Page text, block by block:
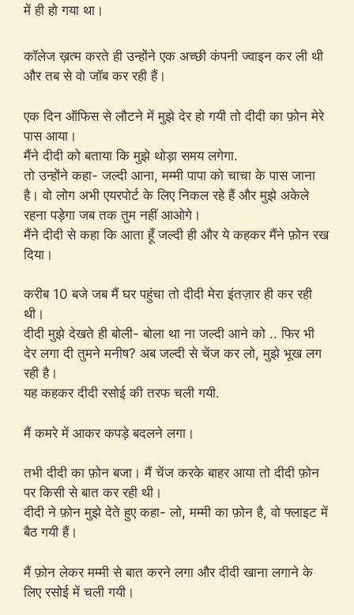
में ही हो गया था।
stripchat.com
कॉलेज ख़त्म करते ही उन्होंने एक अच्छी कंपनी ज्वाइन कर ली थी
और तब से वो जॉब कर रही हैं।
एक दिन ऑफिस से लौटने में मुझे देर हो गयी तो दीदी का फ़ोन मेरे
पास आया।
मैंने दीदी को बताया कि मुझे थोड़ा समय लगेगा.
तो उन्होंने कहा- जल्दी आना, मम्मी पापा को चाचा के पास जाना
है। वो लोग अभी एयरपोर्ट के लिए निकल रहे हैं और मुझे अकेले
रहना पड़ेगा जब तक तुम नहीं आओगे।
मैंने दीदी से कहा कि आता हूँ जल्दी ही और ये कहकर मैंने फ़ोन रख
दिया।
करीब 10 बजे जब मैं घर पहुंचा तो दीदी मेरा इंतज़ार ही कर रही
थी।
दीदी मुझे देखते ही बोली- बोला था ना जल्दी आने को .. फिर भी
देर लगा दी तुमने मनीष? अब जल्दी से चेंज कर लो, मुझे भूख लग
रही है।
यह कहकर दीदी रसोई की तरफ चली गयी.
मैं कमरे में आकर कपड़े बदलने लगा।
तभी दीदी का फ़ोन बजा। मैं चेंज करके बाहर आया तो दीदी फ़ोन
पर किसी से बात कर रही थी।
दीदी ने फ़ोन मुझे देते हुए कहा- लो, मम्मी का फ़ोन है, वो फ्लाइट में
बैठ गयी हैं।
मैं फ़ोन लेकर मम्मी से बात करने लगा और दीदी खाना लगाने के
लिए रसोई में चली गयी।